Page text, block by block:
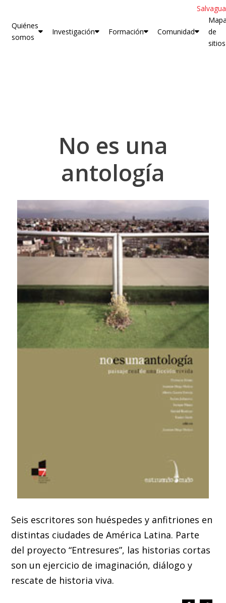
Quiénes
somos
Investigación Formación Comunidad
de
sitios
No es una
antología
Seis escritores son huéspedes y anfitriones en
distintas ciudades de América Latina. Parte
del proyecto “Entresures”, las historias cortas
son un ejercicio de imaginación, diálogo y
rescate de historia viva.